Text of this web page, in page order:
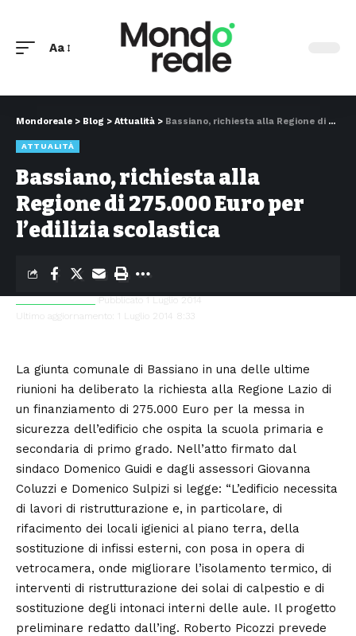
Aa
Mondoreale > Blog > Attualità > Bassiano, richiesta alla Regione di 275.000 Euro per l’edilizia scolastica
ATTUALITÀ
Bassiano, richiesta alla
Regione di 275.000 Euro per
l’edilizia scolastica
Ultimo aggiornamento: 1 Luglio 2014 8:33
Pubblicato 1 Luglio 2014
La giunta comunale di Bassiano in una delle ultime
riunioni ha deliberato la richiesta alla Regione Lazio di
un finanziamento di 275.000 Euro per la messa in
sicurezza dell’edificio che ospita la scuola primaria e
secondaria di primo grado. Nell’atto firmato dal
sindaco Domenico Guidi e dagli assessori Giovanna
Coluzzi e Domenico Sulpizi si legge: “L’edificio necessita
di lavori di ristrutturazione e, in particolare, di
rifacimento dei locali igienici al piano terra, della
sostituzione di infissi esterni, con posa in opera di
vetrocamera, onde migliorare l’isolamento termico, di
interventi di ristrutturazione dei solai di calpestio e di
sostituzione degli intonaci interni delle aule. Il progetto
preliminare redatto dall’ing. Roberto Picozzi prevede